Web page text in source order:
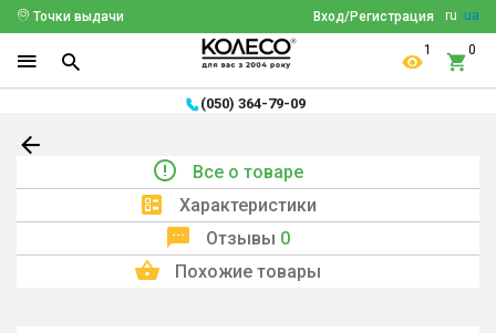
ru ua
Вход/Регистрация
Точки выдачи
1 0
(050) 364-79-09
Все о товаре
Характеристики
Отзывы 0
Похожие товары